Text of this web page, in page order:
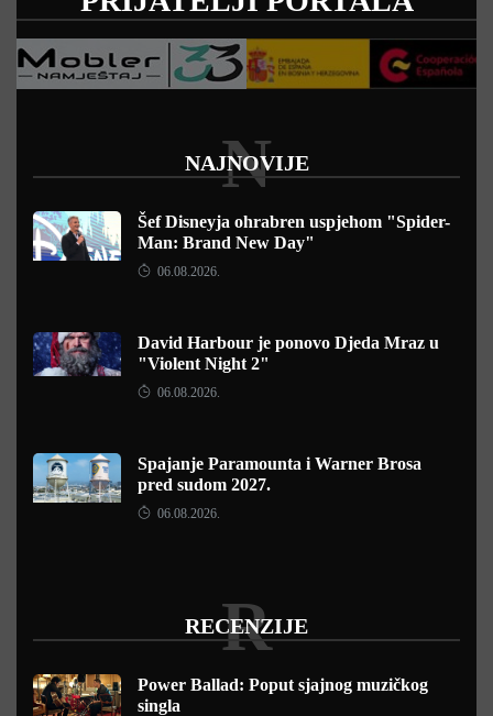
NAJNOVIJE
N
Šef Disneyja ohrabren uspjehom "Spider-
Man: Brand New Day"
06.08.2026.
David Harbour je ponovo Djeda Mraz u
"Violent Night 2"
06.08.2026.
Spajanje Paramounta i Warner Brosa
pred sudom 2027.
06.08.2026.
RECENZIJE
R
Power Ballad: Poput sjajnog muzičkog
singla